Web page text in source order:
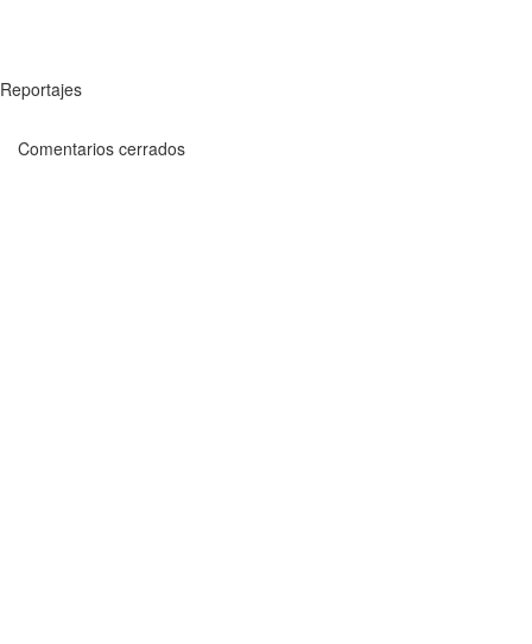
Reportajes
Comentarios cerrados